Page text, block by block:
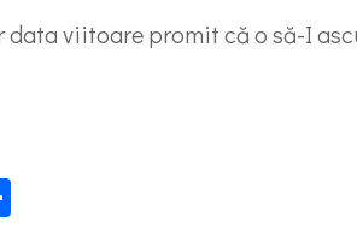
viitoare promit că o să-I